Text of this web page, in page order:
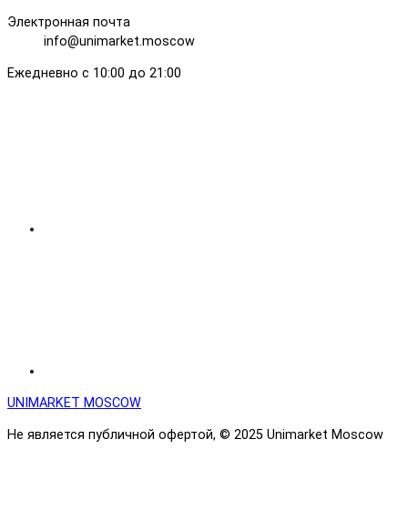
Электронная почта
info@unimarket.moscow
Ежедневно с 10:00 до 21:00
UNIMARKET MOSCOW
Не является публичной офертой, © 2025 Unimarket Moscow